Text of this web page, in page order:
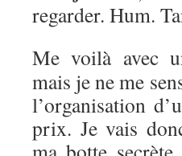
regarder. Hum.
Me voilà avec
mais je ne me
l’organisation
prix. Je vais